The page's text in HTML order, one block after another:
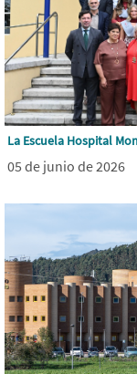
La Escuela Hospital
05 de junio de 2026